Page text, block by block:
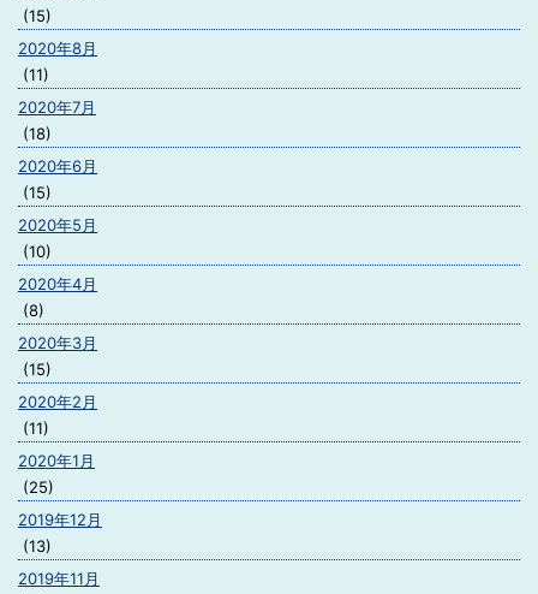
(15)
2020年8月
(11)
2020年7月
(18)
2020年6月
(15)
2020年5月
(10)
2020年4月
(8)
2020年3月
(15)
2020年2月
(11)
2020年1月
(25)
2019年12月
(13)
2019年11月